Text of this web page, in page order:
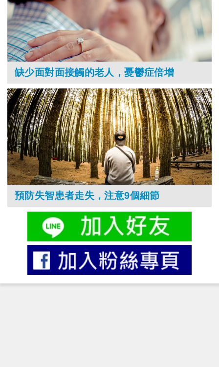
缺少面對面接觸的老人，憂鬱症倍增
預防失智患者走失，注意9個細節